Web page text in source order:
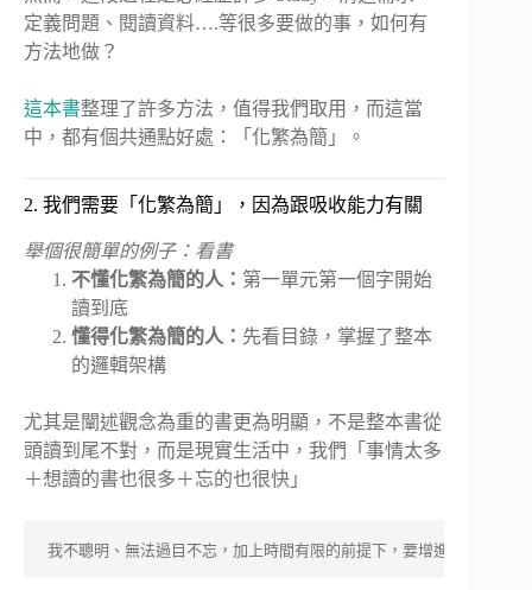
定義問題、閱讀資料….等很多要做的事，如何有
方法地做？
這本書整理了許多方法，值得我們取用，而這當
中，都有個共通點好處：「化繁為簡」。
2. 我們需要「化繁為簡」，因為跟吸收能力有關
舉個很簡單的例子：看書
不懂化繁為簡的人： 第一單元第一個字開始
讀到底
懂得化繁為簡的人： 先看目錄，掌握了整本
的邏輯架構
尤其是闡述觀念為重的書更為明顯，不是整本書從
頭讀到尾不對，而是現實生活中，我們「事情太多
＋想讀的書也很多＋忘的也很快」
我不聰明、無法過目不忘，加上時間有限的前提下，要增進對每本書的